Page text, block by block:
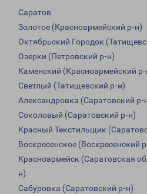
Саратов
Золотое (Красноармейский р-н)
Октябрьский Городок
Озерки (Петровский р-н)
Каменский (Красноармейский р-
Светлый (Татищевский р-н)
Александровка (Саратовский р-
Соколовый (Саратовский р-н)
Красный Текстильщик
Воскресенское (Воскресенский
Красноармейск (Саратовская
н)
Сабуровка (Саратовский р-н)